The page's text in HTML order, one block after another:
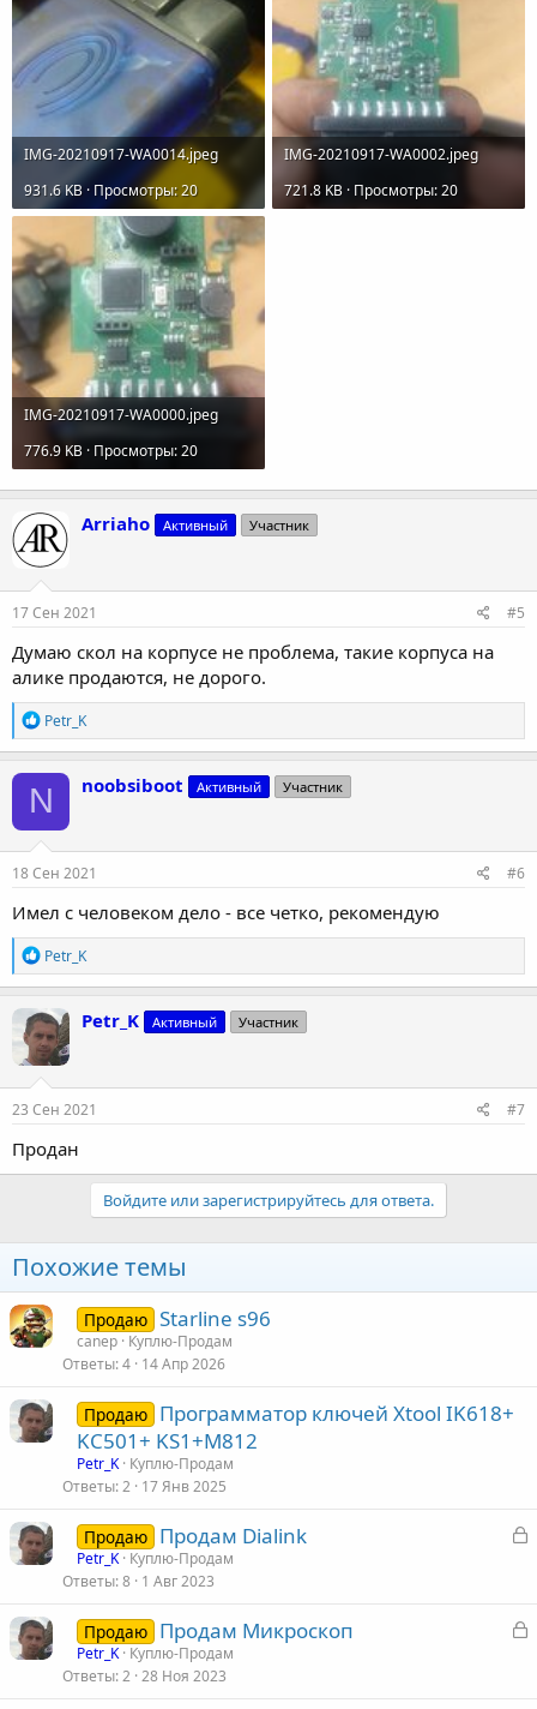
IMG-20210917-WA0014.jpeg
931.6 KB · Просмотры: 20
IMG-20210917-WA0002.jpeg
721.8 KB · Просмотры: 20
IMG-20210917-WA0000.jpeg
776.9 KB · Просмотры: 20
Arriaho Активный Участник
17 Сен 2021 #5
Думаю скол на корпусе не проблема, такие корпуса на
алике продаются, не дорого.
Р
е
а
к
ц
и
и
:
Petr_K
N noobsiboot Активный Участник
18 Сен 2021 #6
Имел с человеком дело - все четко, рекомендую
Р
е
а
к
ц
и
и
:
Petr_K
Petr_K Активный Участник
23 Сен 2021 #7
Продан
Войдите или зарегистрируйтесь для ответа.
Похожие темы
Продаю Starline s96
canep Куплю-Продам
Ответы 4 14 Апр 2026
Продаю Программатор ключей Xtool IK618+
KC501+ KS1+M812
Petr_K Куплю-Продам
Ответы 2 17 Янв 2025
З
Продаю Продам Dialink
Petr_K Куплю-Продам
Ответы 8 1 Авг 2023
З
Продаю Продам Микроскоп
Petr_K Куплю-Продам
Ответы 2 28 Ноя 2023